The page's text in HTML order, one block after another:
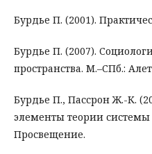
Бурдье П. (2001).
Бурдье П. (2007).
пространства. М.–СПб.:
Бурдье П., Пассрон Ж.-К.
элементы теории системы
Просвещение.